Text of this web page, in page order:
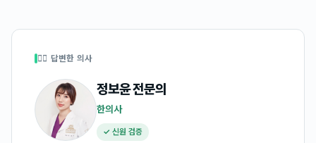
👩‍⚕️ 답변한 의사
정보윤전문의
한의사
✓ 신원 검증